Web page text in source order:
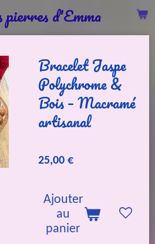
pierres d'Emma
Bracelet Jaspe
Polychrome &
Bois – Macramé
artisanal
25,00 €
Ajouter
au
panier